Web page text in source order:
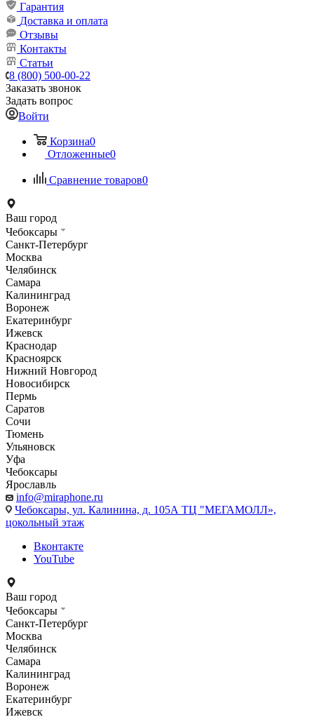
Гарантия
Доставка и оплата
Отзывы
Контакты
Статьи
8 (800) 500-00-22
Заказать звонок
Задать вопрос
Войти
Корзина0
Отложенные0
Сравнение товаров0
Ваш город
Чебоксары
Санкт-Петербург
Москва
Челябинск
Самара
Калининград
Воронеж
Екатеринбург
Ижевск
Краснодар
Красноярск
Нижний Новгород
Новосибирск
Пермь
Саратов
Сочи
Тюмень
Ульяновск
Уфа
Чебоксары
Ярославль
info@miraphone.ru
Чебоксары, ул. Калинина, д. 105А ТЦ "МЕГАМОЛЛ»,
цокольный этаж
Вконтакте
YouTube
Ваш город
Чебоксары
Санкт-Петербург
Москва
Челябинск
Самара
Калининград
Воронеж
Екатеринбург
Ижевск